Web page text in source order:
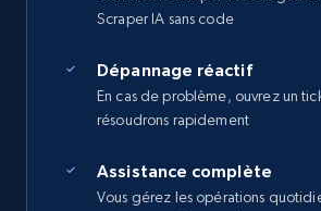
Scraper IA sans code
Dépannage réactif
En cas de problème, ouvrez un
résoudrons rapidement
Assistance complète
Vous gérez les opérations